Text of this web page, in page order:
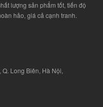
lượng sản phẩm tốt, tiến độ
hảo, giá cả cạnh tranh.
Long Biên, Hà Nội,